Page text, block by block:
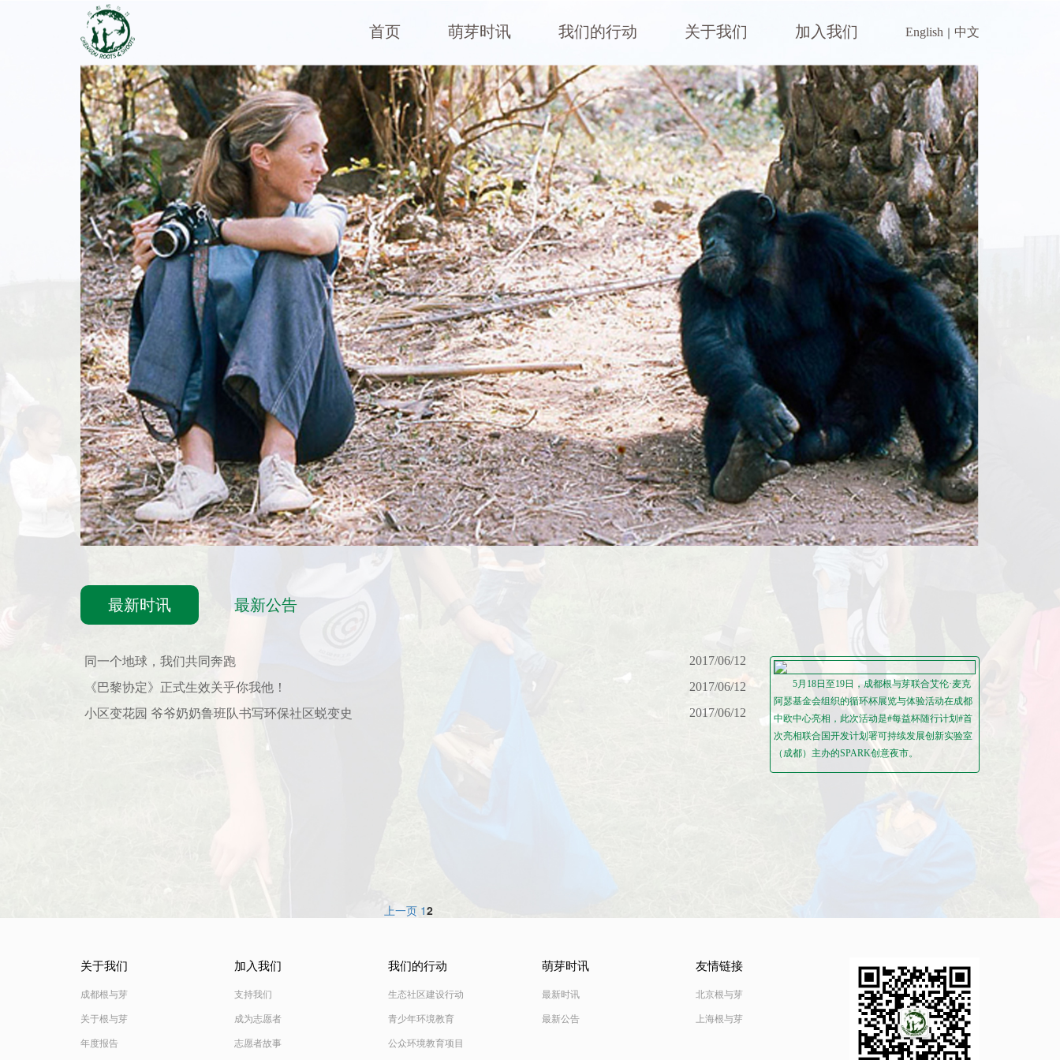
中文
English ｜
加入我们
关于我们
我们的行动
萌芽时讯
首页
最新时讯 最新公告
同一个地球，我们共同奔跑
2017/06/12
《巴黎协定》正式生效关乎你我他！
2017/06/12
小区变花园 爷爷奶奶鲁班队书写环保社区蜕变史
2017/06/12
上一页 12
5月18日至19日，成都根与芽联合艾伦·麦克
阿瑟基金会组织的循环杯展览与体验活动在成都
中欧中心亮相，此次活动是#每益杯随行计划#首
次亮相联合国开发计划署可持续发展创新实验室
（成都）主办的SPARK创意夜市。
关于我们 加入我们 我们的行动 萌芽时讯 友情链接
成都根与芽
关于根与芽
年度报告
支持我们
成为志愿者
志愿者故事
生态社区建设行动
青少年环境教育
公众环境教育项目
最新时讯
最新公告
北京根与芽
上海根与芽